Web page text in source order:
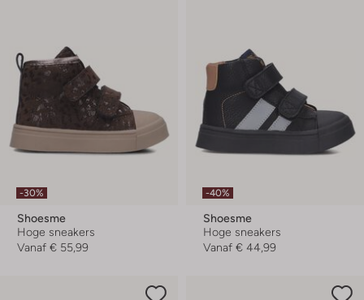
-30%
Shoesme
Hoge sneakers
Vanaf € 55,99
-40%
Shoesme
Hoge sneakers
Vanaf € 44,99